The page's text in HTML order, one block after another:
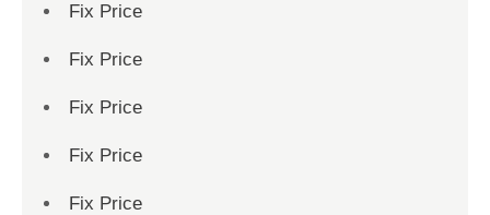
Fix Price
Fix Price
Fix Price
Fix Price
Fix Price